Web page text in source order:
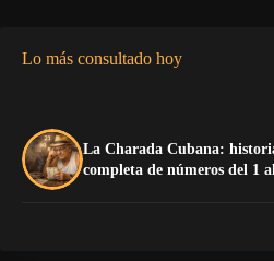
Lo más consultado hoy
La Charada Cubana:
completa de números del 1